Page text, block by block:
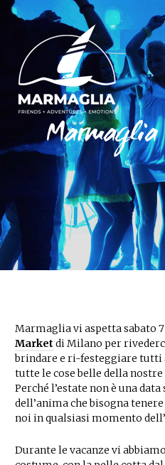
Marmaglia vi aspetta sabato
Market di Milano per
brindare e ri-festeggiare
tutte le cose belle della nostre
Perché l’estate non è una
dell’anima che bisogna
noi in qualsiasi momento
Durante le vacanze vi